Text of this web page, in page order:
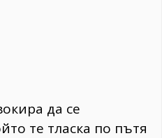
да се
те тласка по пътя